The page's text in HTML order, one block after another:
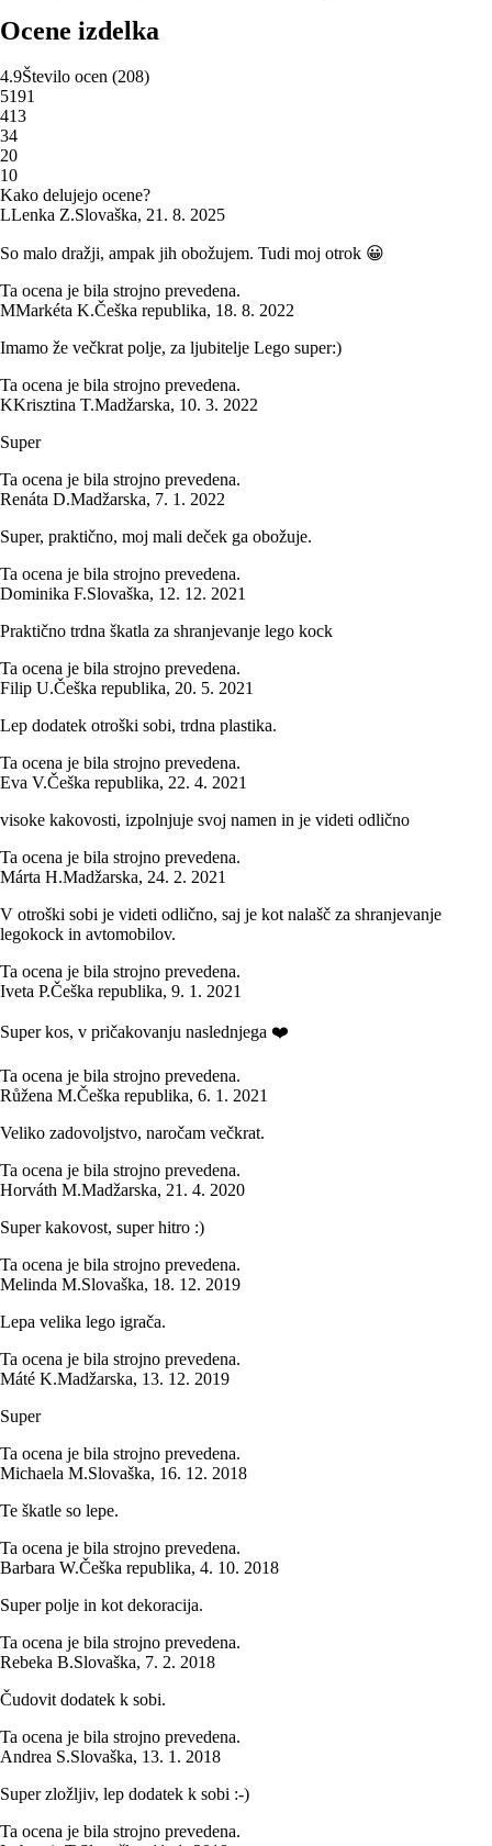
Ocene izdelka
4.9Število ocen (208)
5191
413
34
20
10
Kako delujejo ocene?
LLenka Z.Slovaška, 21. 8. 2025
So malo dražji, ampak jih obožujem. Tudi moj otrok 😀
Ta ocena je bila strojno prevedena.
MMarkéta K.Češka republika, 18. 8. 2022
Imamo že večkrat polje, za ljubitelje Lego super:)
Ta ocena je bila strojno prevedena.
KKrisztina T.Madžarska, 10. 3. 2022
Super
Ta ocena je bila strojno prevedena.
Renáta D.Madžarska, 7. 1. 2022
Super, praktično, moj mali deček ga obožuje.
Ta ocena je bila strojno prevedena.
Dominika F.Slovaška, 12. 12. 2021
Praktično trdna škatla za shranjevanje lego kock
Ta ocena je bila strojno prevedena.
Filip U.Češka republika, 20. 5. 2021
Lep dodatek otroški sobi, trdna plastika.
Ta ocena je bila strojno prevedena.
Eva V.Češka republika, 22. 4. 2021
visoke kakovosti, izpolnjuje svoj namen in je videti odlično
Ta ocena je bila strojno prevedena.
Márta H.Madžarska, 24. 2. 2021
V otroški sobi je videti odlično, saj je kot nalašč za shranjevanje
legokock in avtomobilov.
Ta ocena je bila strojno prevedena.
Iveta P.Češka republika, 9. 1. 2021
Super kos, v pričakovanju naslednjega ❤️
Ta ocena je bila strojno prevedena.
Růžena M.Češka republika, 6. 1. 2021
Veliko zadovoljstvo, naročam večkrat.
Ta ocena je bila strojno prevedena.
Horváth M.Madžarska, 21. 4. 2020
Super kakovost, super hitro :)
Ta ocena je bila strojno prevedena.
Melinda M.Slovaška, 18. 12. 2019
Lepa velika lego igrača.
Ta ocena je bila strojno prevedena.
Máté K.Madžarska, 13. 12. 2019
Super
Ta ocena je bila strojno prevedena.
Michaela M.Slovaška, 16. 12. 2018
Te škatle so lepe.
Ta ocena je bila strojno prevedena.
Barbara W.Češka republika, 4. 10. 2018
Super polje in kot dekoracija.
Ta ocena je bila strojno prevedena.
Rebeka B.Slovaška, 7. 2. 2018
Čudovit dodatek k sobi.
Ta ocena je bila strojno prevedena.
Andrea S.Slovaška, 13. 1. 2018
Super zložljiv, lep dodatek k sobi :-)
Ta ocena je bila strojno prevedena.